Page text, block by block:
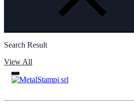
Search Result
View All